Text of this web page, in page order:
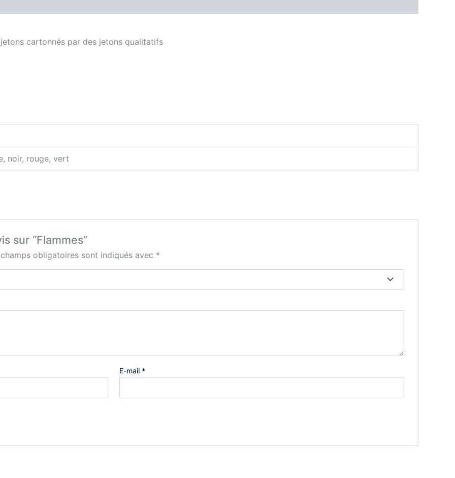
cartonnés par des jetons qualitatifs
noir, rouge, vert
sur “Flammes”
obligatoires sont indiqués avec *
E-mail *